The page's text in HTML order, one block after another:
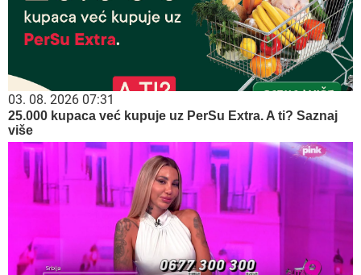
03. 08. 2026 07:31
25.000 kupaca već kupuje uz PerSu Extra. A ti? Saznaj
više